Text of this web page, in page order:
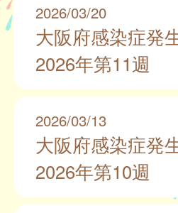
2026/03/20
大阪府感染症発
2026年第11週
2026/03/13
大阪府感染症発
2026年第10週